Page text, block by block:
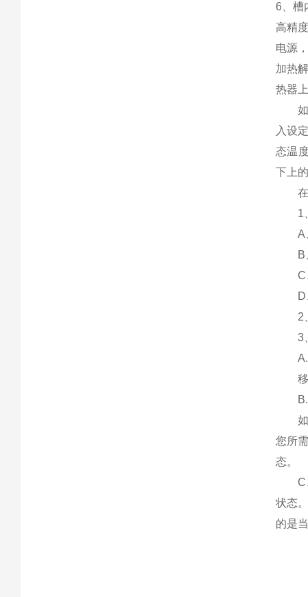
6、槽
高精
电源
加热
热器
如何
入设
态温
下上
在高
1、
A、
B、
C、
D、
2、
3、
A.
移
B.
如工
您所
态。
C、
状态
的是